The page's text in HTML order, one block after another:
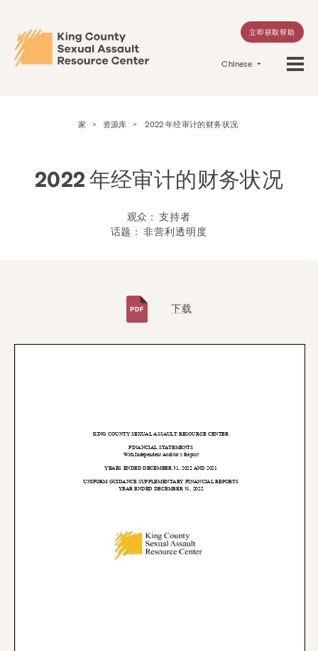
立即获取帮助
Chinese
家 > 资源库 > 2022 年经审计的财务状况
2022 年经审计的财务状况
观众：支持者
话题： 非营利透明度
下载